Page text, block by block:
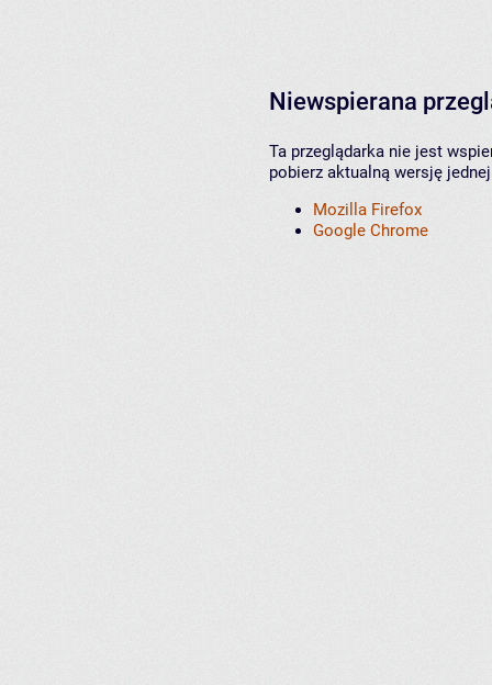
Niewspierana
Ta przeglądarka nie jest
pobierz aktualną wersję
Mozilla Firefox
Google Chrome